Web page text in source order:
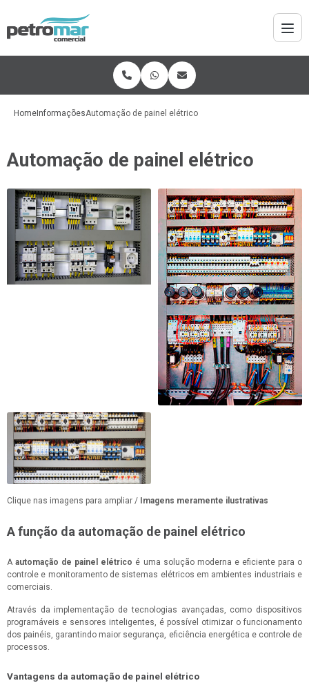
Home InformaçõesAutomação de painel elétrico
Automação de painel elétrico
Clique nas imagens para ampliar / Imagens meramente ilustrativas
A função da automação de painel elétrico
Aautomação de painel elétrico é uma solução moderna e eficiente para o
controle e monitoramento de sistemas elétricos em ambientes industriais e
comerciais.
Através da implementação de tecnologias avançadas, como dispositivos
programáveis e sensores inteligentes, é possível otimizar o funcionamento
dos painéis, garantindo maior segurança, eficiência energética e controle de
processos.
Vantagens da automação de painel elétrico